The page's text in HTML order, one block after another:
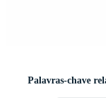
Palavras-chave